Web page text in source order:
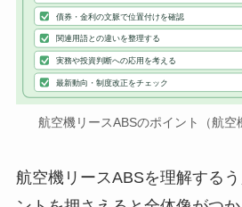
債券・金利の文脈で位置付けを確認
関連用語との違いを整理する
実務や投資判断への応用を考える
最新動向・制度改正をチェック
航空機リースABSのポイント（航空
航空機リースABSを理解する